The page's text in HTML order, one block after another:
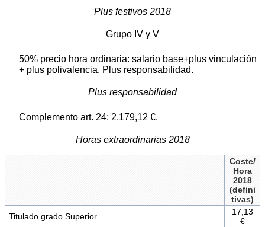
Plus festivos 2018
Grupo IV y V
50% precio hora ordinaria: salario base+plus vinculación
+ plus polivalencia. Plus responsabilidad.
Plus responsabilidad
Complemento art. 24: 2.179,12 €.
Horas extraordinarias 2018
Coste/
Hora
2018
(defini
tivas)
Titulado grado Superior.
17,13
€